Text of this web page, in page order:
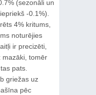
(sezonāli un
-0.1%).
4% kritums,
noturējies
ir precizēti,
mazāki, tomēr
pats.
griežas uz
pēc